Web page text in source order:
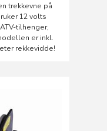
trekkevne på
12 volts
tilhenger,
er inkl.
rekkevidde!